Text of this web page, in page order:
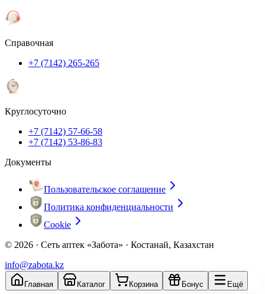
Справочная
+7 (7142) 265-265
Круглосуточно
+7 (7142) 57-66-58
+7 (7142) 53-86-83
Документы
Пользовательское соглашение
Политика конфиденциальности
Cookie
© 2026 · Сеть аптек «Забота» · Костанай, Казахстан
info@zabota.kz
Главная Каталог Корзина Бонус Ещё